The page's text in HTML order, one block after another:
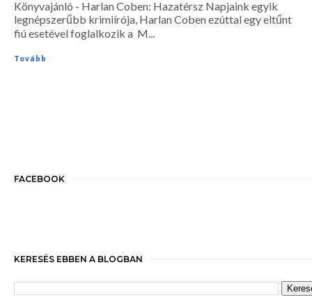
Könyvajánló - Harlan Coben: Hazatérsz Napjaink egyik
legnépszerűbb krimiírója, Harlan Coben ezúttal egy eltűnt
fiú esetével foglalkozik a M...
Tovább
FACEBOOK
KERESÉS EBBEN A BLOGBAN